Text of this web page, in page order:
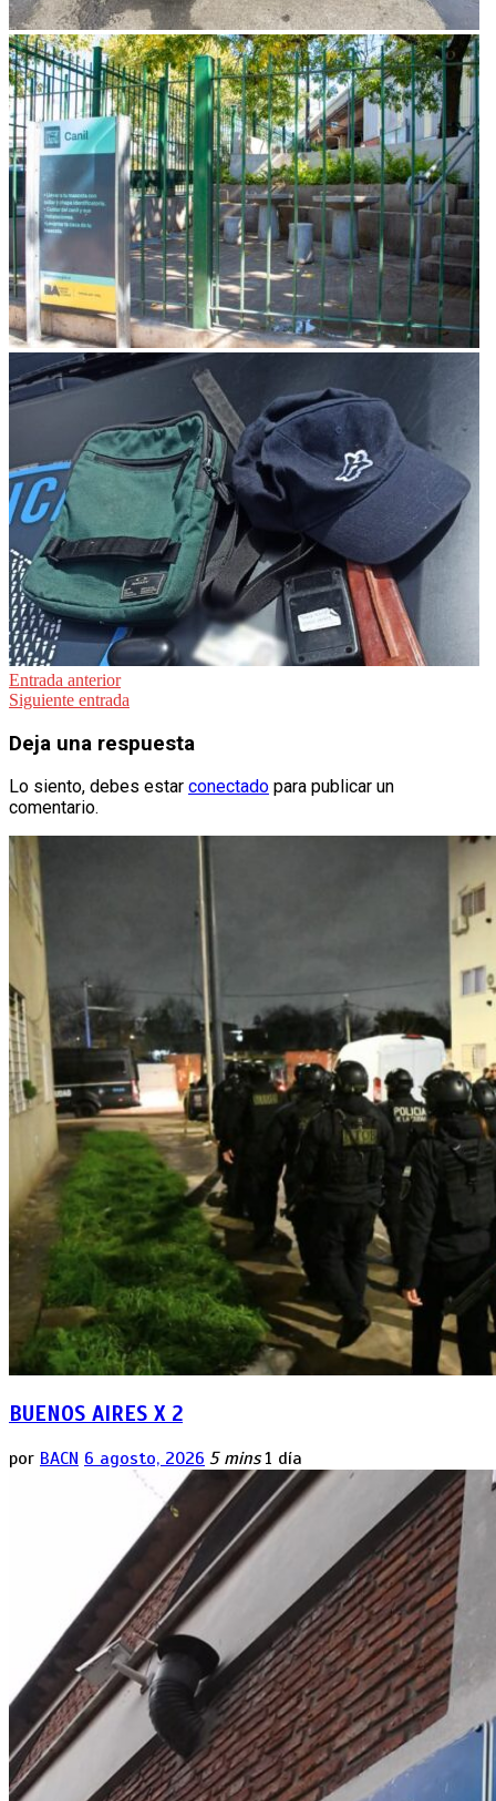
Navegación
de
entradas
Entrada anterior
Siguiente entrada
Deja una respuesta
Lo siento, debes estar conectado para publicar un
comentario.
BUENOS AIRES X 2
por BACN 6 agosto, 2026 5 mins 1 día